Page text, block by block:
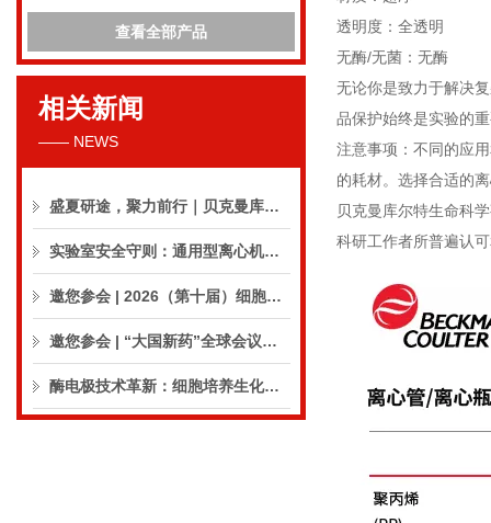
查看全部产品
相关新闻
—— NEWS
盛夏研途，聚力前行｜贝克曼库尔特生命科学8月活动预告
实验室安全守则：通用型离心机操作与保养的10个要点
邀您参会 | 2026（第十届）细胞外囊泡合规与临床应用大会
邀您参会 | “大国新药”全球会议（CPIC2026）
酶电极技术革新：细胞培养生化分析仪实现精准在线监测
透明度：全透明
无酶/无菌：无酶
无论你是致力于解决
品保护始终是实验的
注意事项：不同的应
的耗材。选择合适的
贝克曼库尔特生命科
科研工作者所普遍认